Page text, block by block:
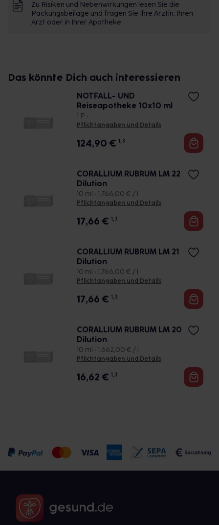
Zu Risiken und Nebenwirkungen lesen Sie die
Packungsbeilage und fragen Sie Ihre Ärztin, Ihren
Arzt oder in Ihrer Apotheke.
Das könnte Dich auch interessieren
NOTFALL- UND
Reiseapotheke 10x10 ml
1 P •
Pflichtangaben und Details
124,90 € 1, 3
CORALLIUM RUBRUM LM 22
Dilution
10 ml • 1.766,00 € / l
Pflichtangaben und Details
17,66 € 1, 3
CORALLIUM RUBRUM LM 21
Dilution
10 ml • 1.766,00 € / l
Pflichtangaben und Details
17,66 € 1, 3
CORALLIUM RUBRUM LM 20
Dilution
10 ml • 1.662,00 € / l
Pflichtangaben und Details
16,62 € 1, 3